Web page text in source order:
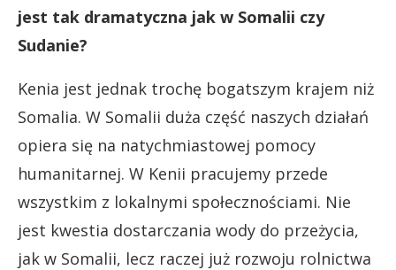
jest tak dramatyczna jak w Somalii czy
Sudanie?
Kenia jest jednak trochę bogatszym krajem niż
Somalia. W Somalii duża część naszych działań
opiera się na natychmiastowej pomocy
humanitarnej. W Kenii pracujemy przede
wszystkim z lokalnymi społecznościami. Nie
jest kwestia dostarczania wody do przeżycia,
jak w Somalii, lecz raczej już rozwoju rolnictwa